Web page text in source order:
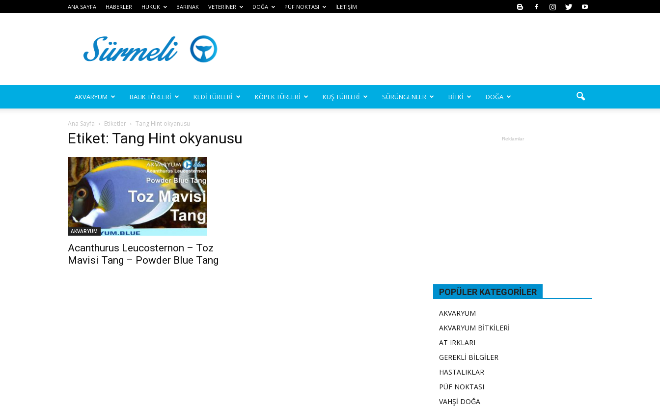
ANA SAYFA HABERLER HUKUK BARINAK VETERİNER DOĞA PÜF NOKTASI İLETİŞİM
AKVARYUM BALIK TÜRLERİ KEDİ TÜRLERİ KÖPEK TÜRLERİ KUŞ TÜRLERİ SÜRÜNGENLER BİTKİ DOĞA
Ana Sayfa Etiketler Tang Hint okyanusu
Etiket: Tang Hint okyanusu
AKVARYUM
Acanthurus Leucosternon – Toz
Mavisi Tang – Powder Blue Tang
Reklamlar
POPÜLER KATEGORILER
AKVARYUM
AKVARYUM BİTKİLERİ
AT IRKLARI
GEREKLİ BİLGİLER
HASTALIKLAR
PÜF NOKTASI
VAHŞİ DOĞA